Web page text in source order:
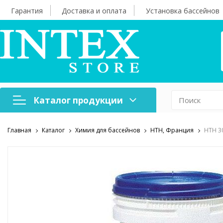
Гарантия Доставка и оплата Установка бассейнов
Каталог продукции
Надувная мебель
Надувные лодки и
Главная Каталог Химия для бассейнов HTH, Франция HTH